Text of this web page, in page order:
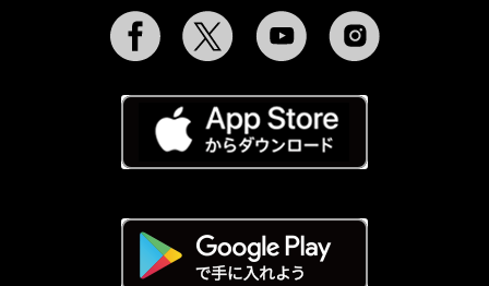
Facebook Twitter YouTube Instagram